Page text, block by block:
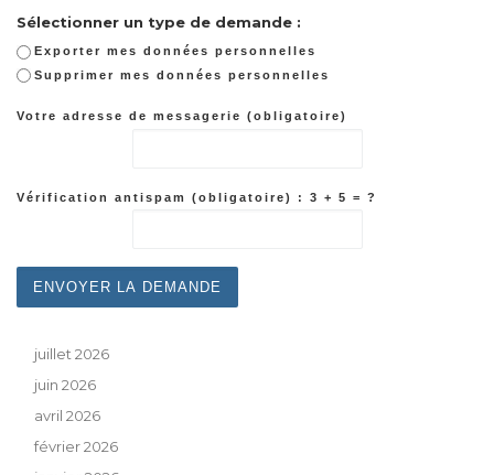
Sélectionner un type de demande :
Exporter mes données personnelles
Supprimer mes données personnelles
Votre adresse de messagerie (obligatoire)
Vérification antispam (obligatoire) : 3 + 5 = ?
juillet 2026
juin 2026
avril 2026
février 2026